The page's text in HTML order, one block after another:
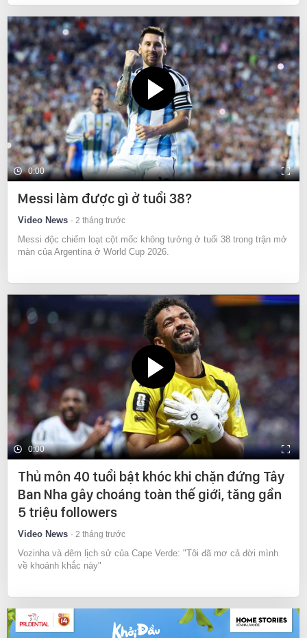
0:00
Messi làm được gì ở tuổi 38?
Video News 2 tháng trước
Messi độc chiếm loạt cột mốc không tưởng ở tuổi 38 trong trận mở
màn của Argentina ở World Cup 2026.
0:00
Thủ môn 40 tuổi bật khóc khi chặn đứng Tây
Ban Nha gây choáng toàn thế giới, tăng gần
5 triệu followers
Video News 2 tháng trước
Vozinha và đêm lịch sử của Cape Verde: "Tôi đã mơ cả đời mình
về khoảnh khắc này"